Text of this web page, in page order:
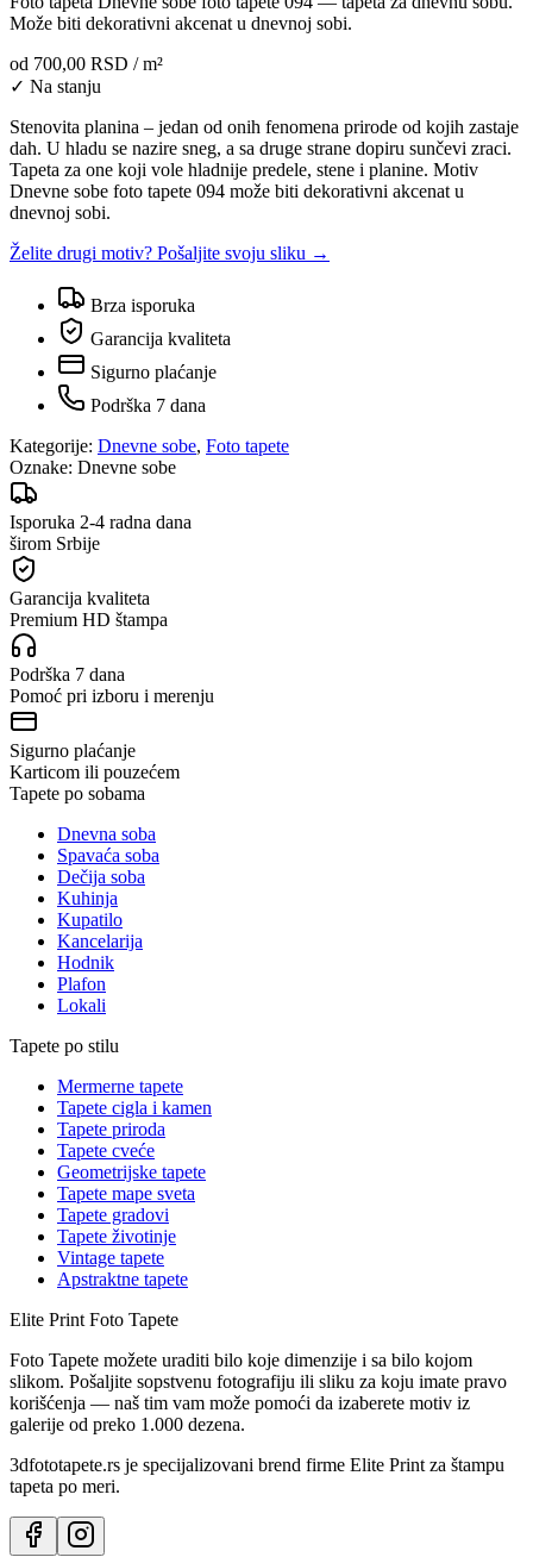
Može biti dekorativni akcenat u dnevnoj sobi.
od 700,00 RSD / m²
✓ Na stanju
Stenovita planina – jedan od onih fenomena prirode od kojih zastaje
dah. U hladu se nazire sneg, a sa druge strane dopiru sunčevi zraci.
Tapeta za one koji vole hladnije predele, stene i planine. Motiv
Dnevne sobe foto tapete 094 može biti dekorativni akcenat u
dnevnoj sobi.
Želite drugi motiv? Pošaljite svoju sliku →
Brza isporuka
Garancija kvaliteta
Sigurno plaćanje
Podrška 7 dana
Kategorije: Dnevne sobe, Foto tapete
Oznake: Dnevne sobe
Isporuka 2-4 radna dana
širom Srbije
Garancija kvaliteta
Premium HD štampa
Podrška 7 dana
Pomoć pri izboru i merenju
Sigurno plaćanje
Karticom ili pouzećem
Tapete po sobama
Dnevna soba
Spavaća soba
Dečija soba
Kuhinja
Kupatilo
Kancelarija
Hodnik
Plafon
Lokali
Tapete po stilu
Mermerne tapete
Tapete cigla i kamen
Tapete priroda
Tapete cveće
Geometrijske tapete
Tapete mape sveta
Tapete gradovi
Tapete životinje
Vintage tapete
Apstraktne tapete
Elite Print Foto Tapete
Foto Tapete možete uraditi bilo koje dimenzije i sa bilo kojom
slikom. Pošaljite sopstvenu fotografiju ili sliku za koju imate pravo
korišćenja — naš tim vam može pomoći da izaberete motiv iz
galerije od preko 1.000 dezena.
3dfototapete.rs je specijalizovani brend firme Elite Print za štampu
tapeta po meri.